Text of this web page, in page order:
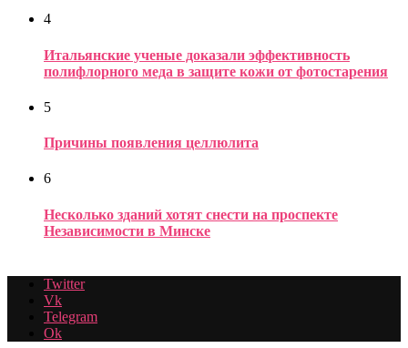
4
Итальянские ученые доказали эффективность
полифлорного меда в защите кожи от фотостарения
5
Причины появления целлюлита
6
Несколько зданий хотят снести на проспекте
Независимости в Минске
Twitter
Vk
Telegram
Ok